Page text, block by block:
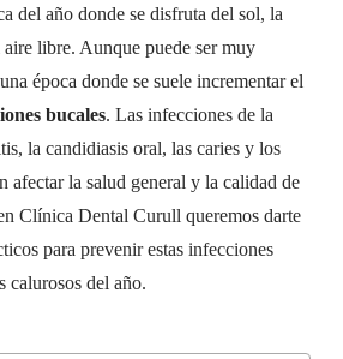
del año donde se disfruta del sol, la
libre. Aunque puede ser muy
época donde se suele incrementar el
bucales. Las infecciones de la
la candidiasis oral, las caries y los
afectar la salud general y la calidad de
Clínica Dental Curull queremos darte
para prevenir estas infecciones
calurosos del año.